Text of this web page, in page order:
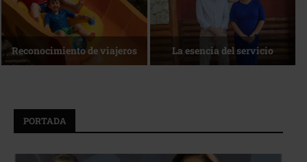
Reconocimiento de viajeros La esencia del servicio
PORTADA